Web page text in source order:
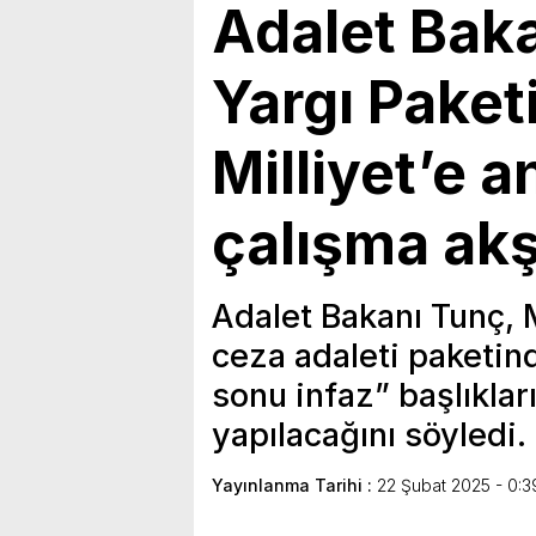
Adalet
Yargı
Milliyet’e
çalışma
Adalet Bakanı Tunç,
ceza adaleti
sonu infaz”
yapılacağını söyledi.
Yayınlanma Tarihi : 22 Şubat 2025 -